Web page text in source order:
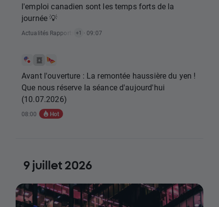
l'emploi canadien sont les temps forts de la
journée 💡
Actualités Rapports Économiques
+1 · 09:07
Avant l'ouverture : La remontée haussière du yen !
Que nous réserve la séance d'aujourd'hui
(10.07.2026)
08:00 Hot
9 juillet 2026